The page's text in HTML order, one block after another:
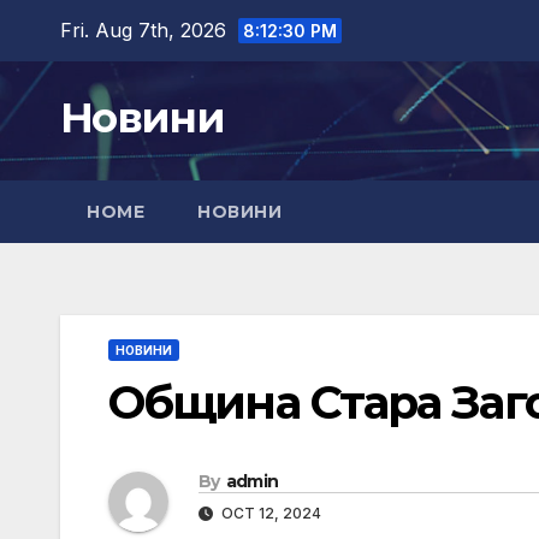
content
Fri. Aug 7th, 2026 8:12:31 PM
Новини
HOME НОВИНИ
НОВИНИ
Община Стара
By admin
OCT 12, 2024